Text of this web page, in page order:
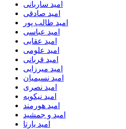
امید ساربانی
امید صادقی
امید طالب پور
امید عباسی
امید عقابی
امید علومی
امید قربانی
امید میرزایی
امید نسیمیان
امید نصری
امید نیکویه
امید هورمند
امید و جمشید
امید یارتا